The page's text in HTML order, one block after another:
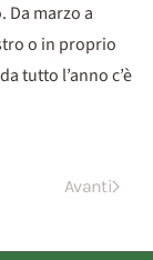
marzo a
o in proprio
tutto l’anno c’è
Avanti